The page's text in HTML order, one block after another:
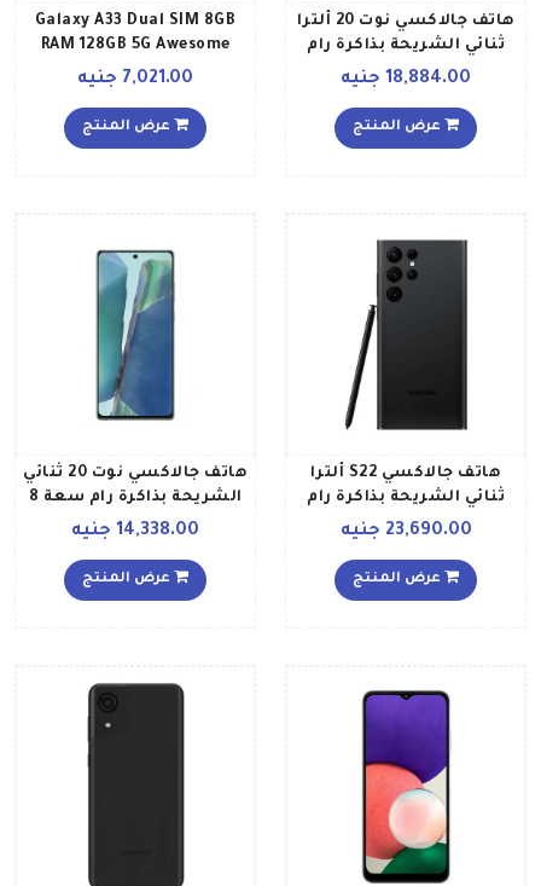
هاتف جالاكسي نوت 20 ألترا
ثنائي الشريحة بذاكرة رام
سعة 8 جيجابايت وسعة
يدعم تقنية 4G LTE إصدار
عالمي بلون أسود داكن
18,884.00 جنيه
عرض المنتج
Galaxy A33 Dual SIM 8GB
RAM 128GB 5G Awesome
Peach
7,021.00 جنيه
عرض المنتج
هاتف جالاكسي S22 ألترا
ثنائي الشريحة بذاكرة رام
سعة 12 جيجابايت وذاكرة
ويدعم تقنية 5G، لون أسود
فانتوم، إصدار عالمي
23,690.00 جنيه
عرض المنتج
هاتف جالاكسي نوت 20 ثنائي
الشريحة بذاكرة رام سعة 8
جيجابايت وذاكرة تخزين
يدعم تقنية 4G LTE بلون
أخضر داكن إصدار عالمي
14,338.00 جنيه
عرض المنتج